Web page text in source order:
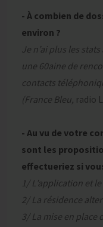
- À combien de
environ ?
Je n’ai plus les
une 60aine de
contacts
(France Bleu, radio
- Au vu de votre
sont les
effectueriez si
1/ L’application et
2/ La résidence
3/ La mise en place